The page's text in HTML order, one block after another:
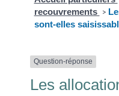
recouvrements >
sont-elles
Question-réponse
Les